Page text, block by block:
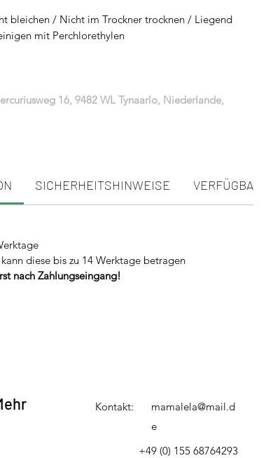
bleichen / Nicht im Trockner trocknen / Liegend
mit Perchlorethylen
16, 9482 WL Tynaarlo, Niederlande,
SICHERHEITSHINWEISE VERFÜGBARKEIT
diese bis zu 14 Werktage betragen
nach Zahlungseingang!
Kontakt:
mamalela@mail.d
e
+49 (0) 155 68764293